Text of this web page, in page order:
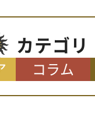
カテゴリ
コラム